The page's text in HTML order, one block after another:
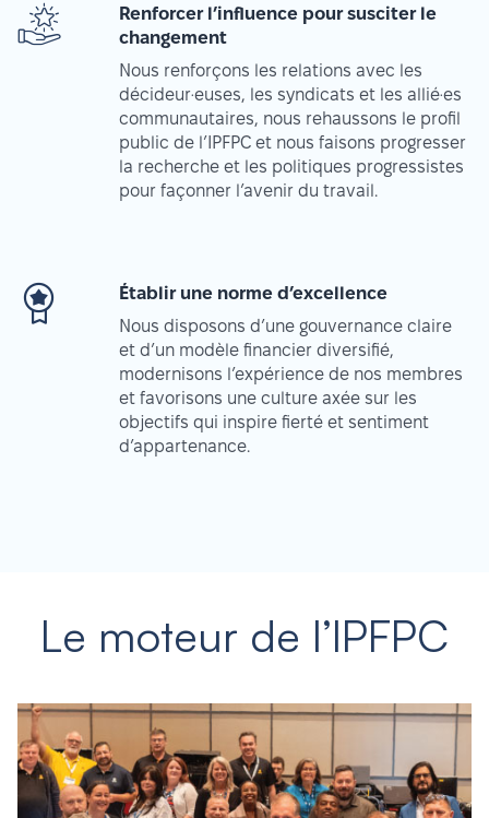
Renforcer l’influence pour susciter le
changement
Nous renforçons les relations avec les
décideur·euses, les syndicats et les allié·es
communautaires, nous rehaussons le profil
public de l’IPFPC et nous faisons progresser
la recherche et les politiques progressistes
pour façonner l’avenir du travail.
Établir une norme d’excellence
Nous disposons d’une gouvernance claire
et d’un modèle financier diversifié,
modernisons l’expérience de nos membres
et favorisons une culture axée sur les
objectifs qui inspire fierté et sentiment
d’appartenance.
Le moteur de l’IPFPC